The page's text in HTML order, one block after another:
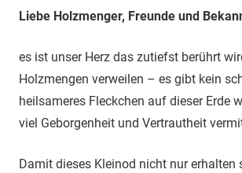
Liebe Holzmenger, Freunde und
es ist unser Herz das zutiefst berührt
Holzmengen verweilen – es gibt kein
heilsameres Fleckchen auf dieser Erde
viel Geborgenheit und Vertrautheit
Damit dieses Kleinod nicht nur erhalten